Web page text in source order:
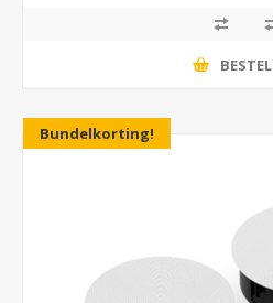
Bundelkorting!